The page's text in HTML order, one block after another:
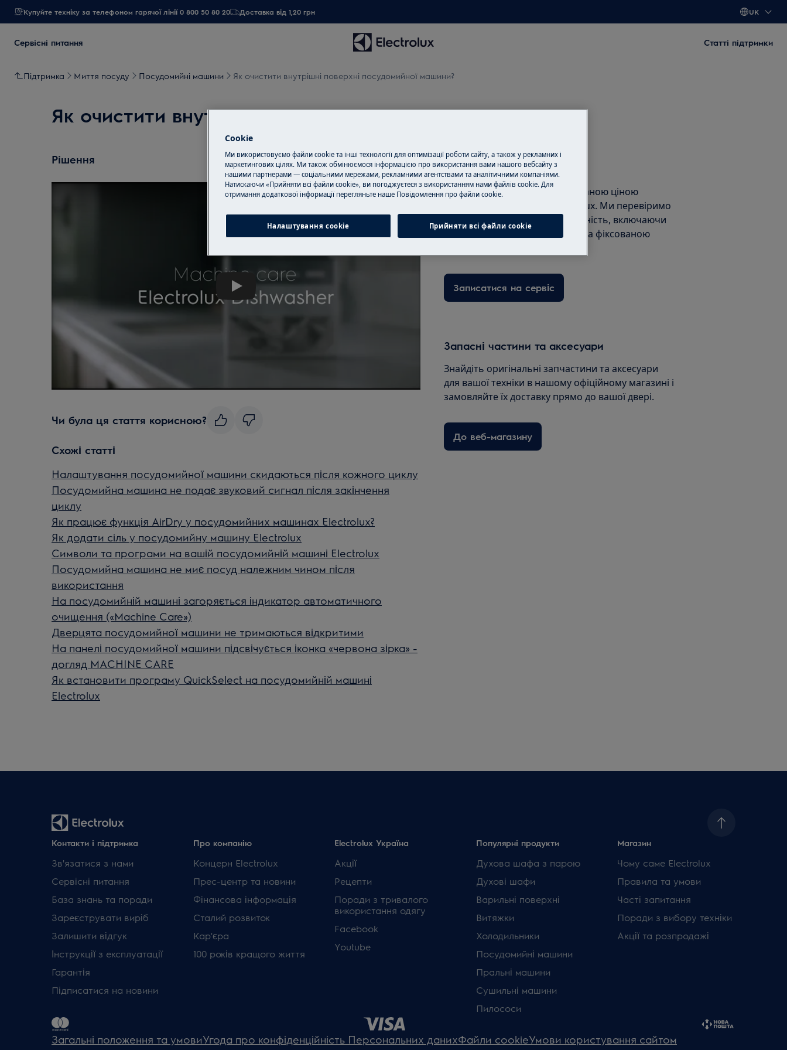
Купуйте техніку за телефоном гарячої лінії 0 800 50 80 20 Доставка від 1,20 грн UK
Сервісні питання Статті підтримки
Підтримка Миття посуду Посудомийні машини Як очистити внутрішні поверхні посудомийної машини?
Як очистити внутрішні поверхні посудомийної машини?
Рішення
Play
Чи була ця стаття корисною?
Схожі статті
Налаштування посудомийної машини скидаються після кожного циклу
Посудомийна машина не подає звуковий сигнал після закінчення
циклу
Як працює функція AirDry у посудомийних машинах Electrolux?
Як додати сіль у посудомийну машину Electrolux
Символи та програми на вашій посудомийній машині Electrolux
Посудомийна машина не миє посуд належним чином після
використання
На посудомийній машині загоряється індикатор автоматичного
очищення («Machine Care»)
Дверцята посудомийної машини не тримаються відкритими
На панелі посудомийної машини підсвічується іконка «червона зірка» -
догляд MACHINE CARE
Як встановити програму QuickSelect на посудомийній машині
Electrolux
Замовити ремонт
Пропонуємо ремонт за фіксованою ціною
нашими спеціалістами Electrolux. Ми перевіримо
обладнання і усунемо несправність, включаючи
всі необхідні запасні частини, за фіксованою
Записатися на сервіс
Запасні частини та аксесуари
Знайдіть оригінальні запчастини та аксесуари
для вашої техніки в нашому офіційному магазині і
замовляйте їх доставку прямо до вашої двері.
До веб-магазину
Контакти і підтримка
Зв'язатися з нами
Сервісні питання
База знань та поради
Зареєструвати виріб
Залишити відгук
Інструкції з експлуатації
Гарантія
Підписатися на новини
Про компанію
Концерн Electrolux
Прес-центр та новини
Фінансова інформація
Сталий розвиток
Кар'єра
100 років кращого життя
Electrolux Україна
Акції
Рецепти
Поради з тривалого
використання одягу
Facebook
Youtube
Популярні продукти
Духова шафа з парою
Духові шафи
Варильні поверхні
Витяжки
Холодильники
Посудомийні машини
Пральні машини
Сушильні машини
Пилососи
Магазин
Чому саме Electrolux
Правила та умови
Часті запитання
Поради з вибору техніки
Акції та розпродажі
Загальні положення та умовиУгода про конфіденційність Персональних данихФайли cookieУмови користування сайтом
Cookie
Ми використовуємо файли cookie та інші технології для оптимізації роботи сайту, а також у рекламних і
маркетингових цілях. Ми також обмінюємося інформацією про використання вами нашого вебсайту з
нашими партнерами — соціальними мережами, рекламними агентствами та аналітичними компаніями.
Натискаючи «Прийняти всі файли cookie», ви погоджуєтеся з використанням нами файлів cookie. Для
отримання додаткової інформації перегляньте наше Пoвідомлення прo файли cookie.
Налаштування cookie Прийняти всі файли сookie